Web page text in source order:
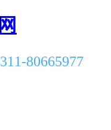
80665977